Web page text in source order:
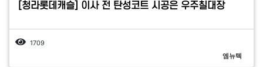
[청라롯데캐슬] 이사 전 탄성코트 시공은 우주칠대장
1709
엠뉴텍